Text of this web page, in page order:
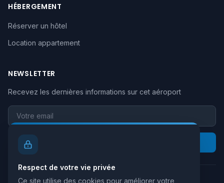
HÉBERGEMENT
Réserver un hôtel
Location appartement
NEWSLETTER
Recevez les dernières informations sur cet aéroport
Votre email
Respect de votre vie privée
Ce site utilise des cookies pour améliorer votre